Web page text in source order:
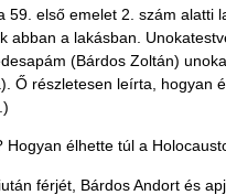
első emelet 2. szám
a lakásban.
(Bárdos Zoltán)
részletesen leírta,
Hogyan élhette túl a
férjét, Bárdos Andort és